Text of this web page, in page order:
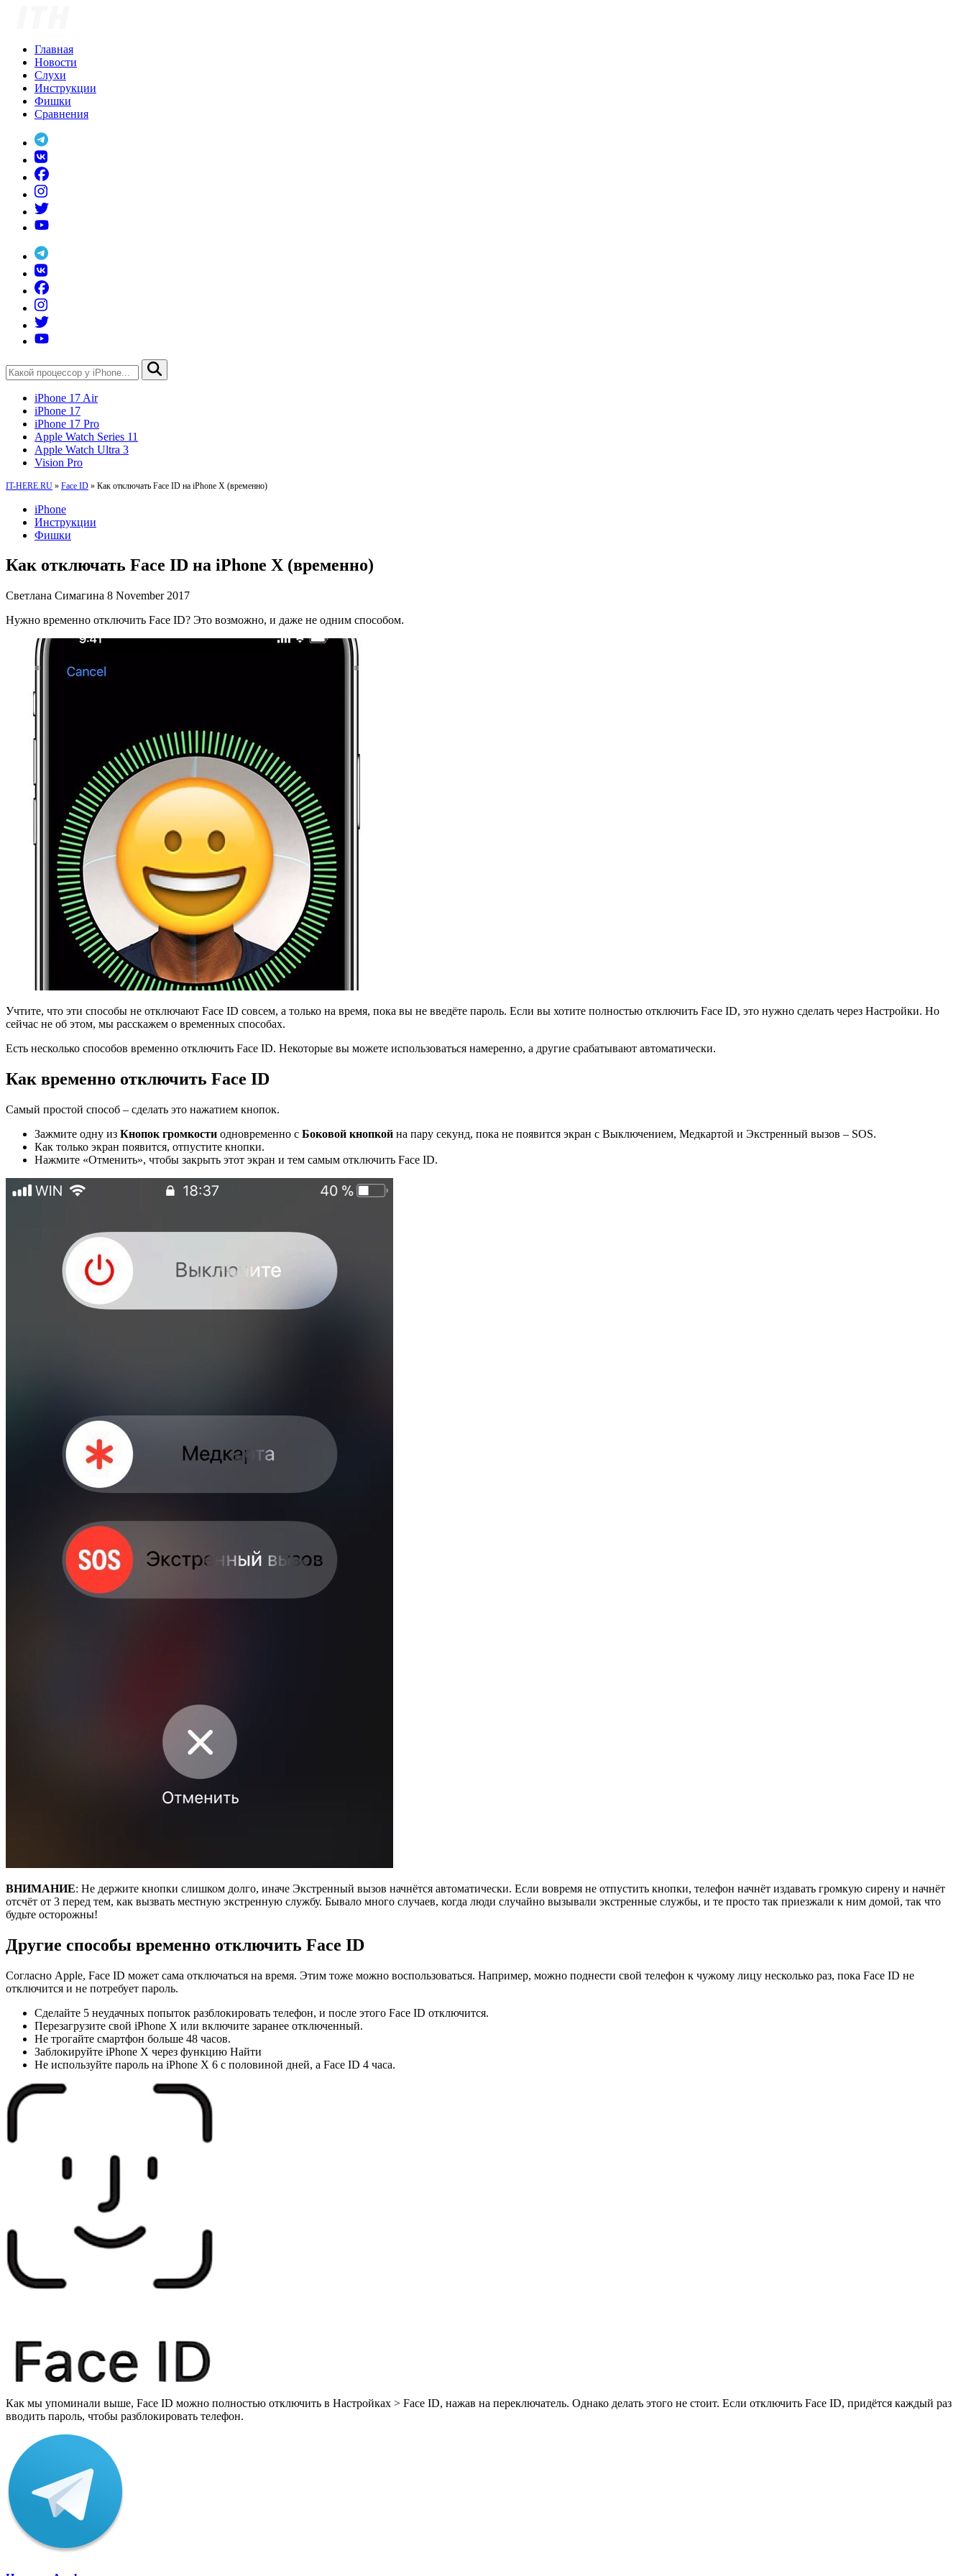
Главная
Новости
Слухи
Инструкции
Фишки
Сравнения
iPhone 17 Air
iPhone 17
iPhone 17 Pro
Apple Watch Series 11
Apple Watch Ultra 3
Vision Pro
IT-HERE.RU » Face ID » Как отключать Face ID на iPhone X (временно)
iPhone
Инструкции
Фишки
Как отключать Face ID на iPhone X (временно)
Светлана Симагина 8 November 2017
Нужно временно отключить Face ID? Это возможно, и даже не одним способом.
Учтите, что эти способы не отключают Face ID совсем, а только на время, пока вы не введёте пароль. Если вы хотите полностью отключить Face ID, это нужно сделать через Настройки. Но
сейчас не об этом, мы расскажем о временных способах.
Есть несколько способов временно отключить Face ID. Некоторые вы можете использоваться намеренно, а другие срабатывают автоматически.
Как временно отключить Face ID
Самый простой способ – сделать это нажатием кнопок.
Зажмите одну из Кнопок громкости одновременно с Боковой кнопкой на пару секунд, пока не появится экран с Выключением, Медкартой и Экстренный вызов – SOS.
Как только экран появится, отпустите кнопки.
Нажмите «Отменить», чтобы закрыть этот экран и тем самым отключить Face ID.
ВНИМАНИЕ: Не держите кнопки слишком долго, иначе Экстренный вызов начнётся автоматически. Если вовремя не отпустить кнопки, телефон начнёт издавать громкую сирену и начнёт
отсчёт от 3 перед тем, как вызвать местную экстренную службу. Бывало много случаев, когда люди случайно вызывали экстренные службы, и те просто так приезжали к ним домой, так что
будьте осторожны!
Другие способы временно отключить Face ID
Согласно Apple, Face ID может сама отключаться на время. Этим тоже можно воспользоваться. Например, можно поднести свой телефон к чужому лицу несколько раз, пока Face ID не
отключится и не потребует пароль.
Сделайте 5 неудачных попыток разблокировать телефон, и после этого Face ID отключится.
Перезагрузите свой iPhone X или включите заранее отключенный.
Не трогайте смартфон больше 48 часов.
Заблокируйте iPhone X через функцию Найти
Не используйте пароль на iPhone X 6 с половиной дней, а Face ID 4 часа.
Как мы упоминали выше, Face ID можно полностью отключить в Настройках > Face ID, нажав на переключатель. Однако делать этого не стоит. Если отключить Face ID, придётся каждый раз
вводить пароль, чтобы разблокировать телефон.